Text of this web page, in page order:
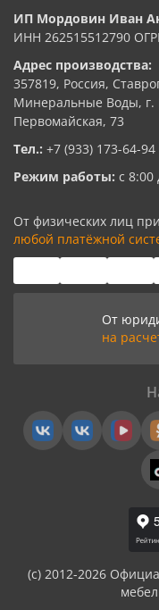
ИП Мордовин Иван
ИНН 262515512790
Адрес производства:
357819, Россия,
Минеральные Воды, г.
Первомайская, 73
Тел.: +7 (933) 173-64-94
Режим работы: с 8:00
От физических лиц
любой платёжной
От
на
(с) 2012-2026